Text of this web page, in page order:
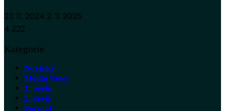
23. 11. 2024 2. 3. 2025
4 222
Kategorie
Novinky
Média News
1. Série
2. Série
Formát